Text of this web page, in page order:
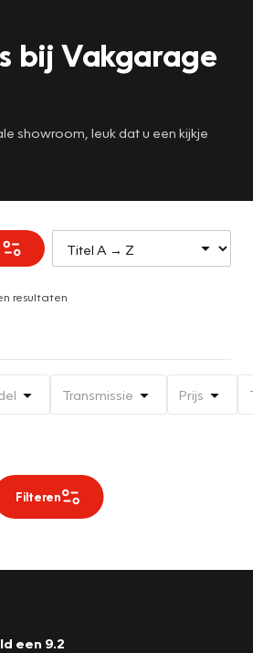
bij Vakgarage
showroom, leuk dat u een kijkje
resultaten
Transmissie Prijs
Filteren
een 9.2